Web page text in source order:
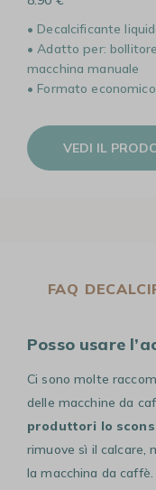
• Decalcificante
• Adatto per:
macchina manuale
• Formato economico
VEDI IL
FAQ
Posso usare
Ci sono molte
delle macchine da
produttori lo
rimuove sì il calcare,
la macchina da caffè.